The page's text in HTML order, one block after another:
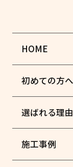
HOME
初めての方へ
選ばれる理由
施工事例